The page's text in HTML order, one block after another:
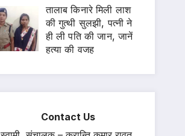
तालाब किनारे मिली लाश
की गुत्थी सुलझी, पत्नी ने
ही ली पति की जान, जानें
हत्या की वजह
Contact Us